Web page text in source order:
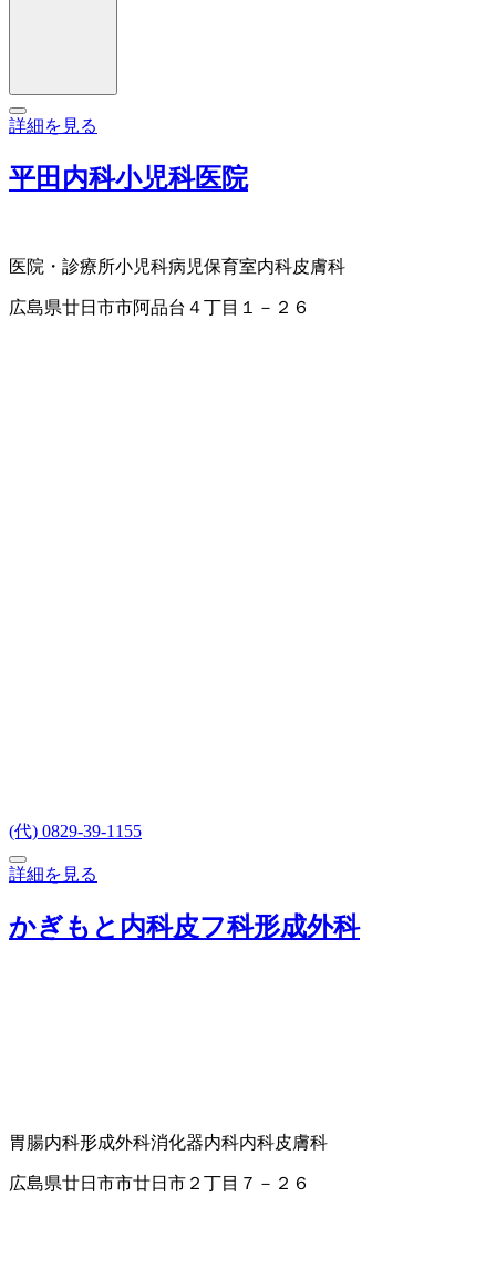
詳細を見る
平田内科小児科医院
医院・診療所小児科病児保育室内科皮膚科
広島県廿日市市阿品台４丁目１－２６
(代) 0829-39-1155
詳細を見る
かぎもと内科皮フ科形成外科
胃腸内科形成外科消化器内科内科皮膚科
広島県廿日市市廿日市２丁目７－２６